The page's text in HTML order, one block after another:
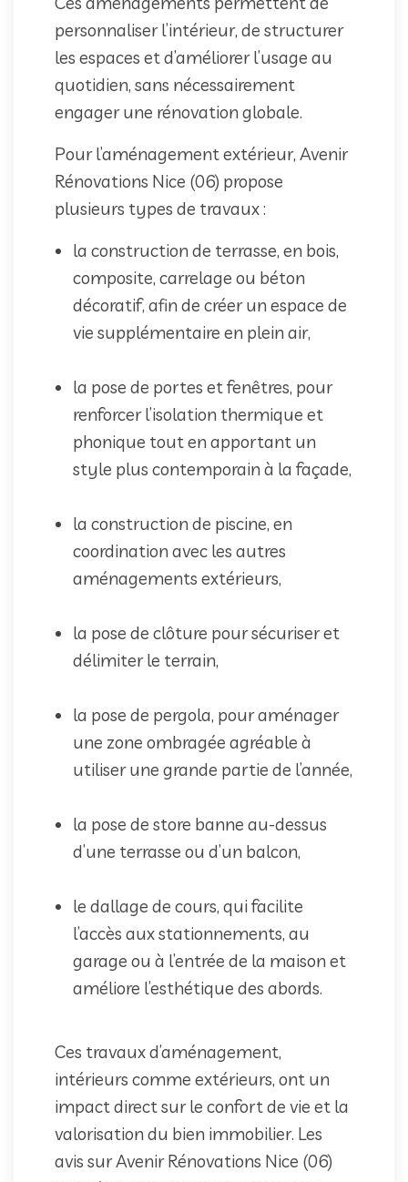
personnaliser l’intérieur, de structurer
les espaces et d’améliorer l’usage au
quotidien, sans nécessairement
engager une rénovation globale.
Pour l’aménagement extérieur, Avenir
Rénovations Nice (06) propose
plusieurs types de travaux :
la construction de terrasse, en bois,
composite, carrelage ou béton
décoratif, afin de créer un espace de
vie supplémentaire en plein air,
la pose de portes et fenêtres, pour
renforcer l’isolation thermique et
phonique tout en apportant un
style plus contemporain à la façade,
la construction de piscine, en
coordination avec les autres
aménagements extérieurs,
la pose de clôture pour sécuriser et
délimiter le terrain,
la pose de pergola, pour aménager
une zone ombragée agréable à
utiliser une grande partie de l’année,
la pose de store banne au-dessus
d’une terrasse ou d’un balcon,
le dallage de cours, qui facilite
l’accès aux stationnements, au
garage ou à l’entrée de la maison et
améliore l’esthétique des abords.
Ces travaux d’aménagement,
intérieurs comme extérieurs, ont un
impact direct sur le confort de vie et la
valorisation du bien immobilier. Les
avis sur Avenir Rénovations Nice (06)